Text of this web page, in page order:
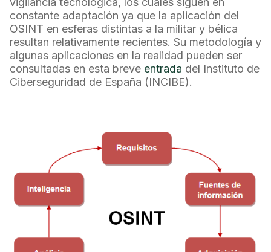
constante adaptación ya que la aplicación del
OSINT en esferas distintas a la militar y bélica
resultan relativamente recientes. Su metodología y
algunas aplicaciones en la realidad pueden ser
consultadas en esta breve entrada del Instituto de
Ciberseguridad de España (INCIBE).